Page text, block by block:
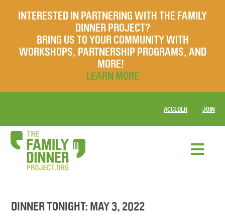
INTERESTED IN PARTNERING WITH THE FAMILY
DINNER PROJECT?
BRING US TO YOUR COMMUNITY WITH
WORKSHOPS, PARTNERSHIP PROGRAMS, AND
MORE!
LEARN MORE
ACCEDER JOIN
DINNER TONIGHT: MAY 3, 2022